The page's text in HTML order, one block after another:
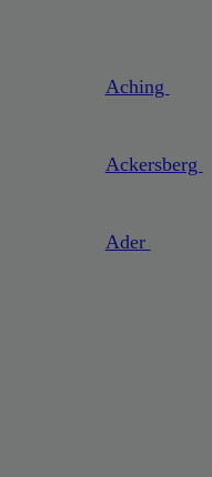
Aching
Ackersberg
Ader